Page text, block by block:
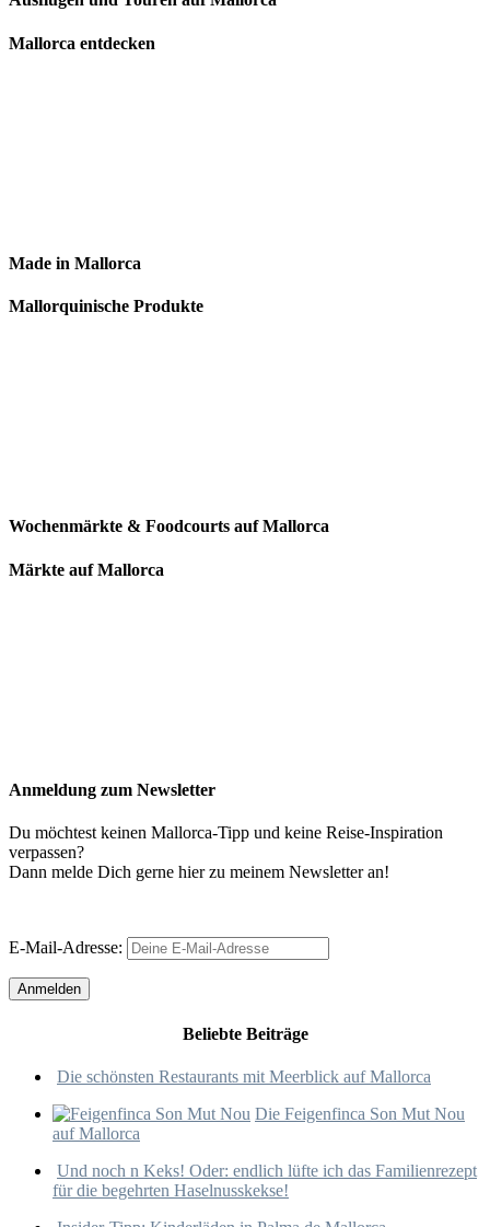
Mallorca entdecken
Made in Mallorca
Mallorquinische Produkte
Wochenmärkte & Foodcourts auf Mallorca
Märkte auf Mallorca
Anmeldung zum Newsletter
Du möchtest keinen Mallorca-Tipp und keine Reise-Inspiration
verpassen?
Dann melde Dich gerne hier zu meinem Newsletter an!
E-Mail-Adresse:
Beliebte Beiträge
Die schönsten Restaurants mit Meerblick auf Mallorca
Die Feigenfinca Son Mut Nou
auf Mallorca
Und noch n Keks! Oder: endlich lüfte ich das Familienrezept
für die begehrten Haselnusskekse!